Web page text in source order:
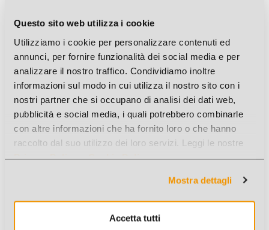
Questo sito web utilizza i cookie
Utilizziamo i cookie per personalizzare contenuti ed
annunci, per fornire funzionalità dei social media e per
analizzare il nostro traffico. Condividiamo inoltre
informazioni sul modo in cui utilizza il nostro sito con i
nostri partner che si occupano di analisi dei dati web,
pubblicità e social media, i quali potrebbero combinarle
con altre informazioni che ha fornito loro o che hanno
raccolto dal suo utilizzo dei loro servizi. Leggi le nostre
Privacy PolicyeCookie Policy.
Mostra dettagli
Accetta tutti
EVIDENZIATORI TRATTO VIDEO AZZURRO PASTEL 12PZ